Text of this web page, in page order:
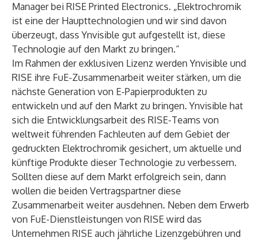
Manager bei RISE Printed Electronics. „Elektrochromik
ist eine der Haupttechnologien und wir sind davon
überzeugt, dass Ynvisible gut aufgestellt ist, diese
Technologie auf den Markt zu bringen.“
Im Rahmen der exklusiven Lizenz werden Ynvisible und
RISE ihre FuE-Zusammenarbeit weiter stärken, um die
nächste Generation von E-Papierprodukten zu
entwickeln und auf den Markt zu bringen. Ynvisible hat
sich die Entwicklungsarbeit des RISE-Teams von
weltweit führenden Fachleuten auf dem Gebiet der
gedruckten Elektrochromik gesichert, um aktuelle und
künftige Produkte dieser Technologie zu verbessern.
Sollten diese auf dem Markt erfolgreich sein, dann
wollen die beiden Vertragspartner diese
Zusammenarbeit weiter ausdehnen. Neben dem Erwerb
von FuE-Dienstleistungen von RISE wird das
Unternehmen RISE auch jährliche Lizenzgebühren und